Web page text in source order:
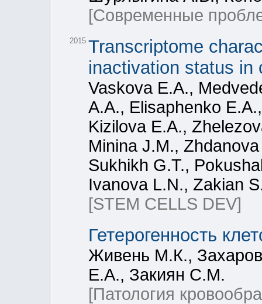
[Современные
2015 Transcriptome
inactivation status in
Vaskova E.A.,
A.A., Elisaphenko
Kizilova E.A.,
Minina J.M.,
Sukhikh G.T.,
Ivanova L.N., Zakian
[STEM CELLS DEV]
Гетерогенность
Живень М.К.,
Е.А., Закиян С.М.
[Патология